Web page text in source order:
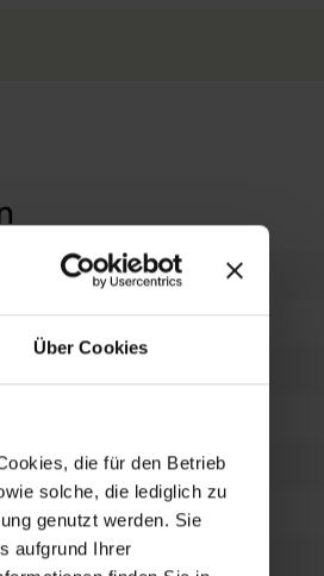
Über Cookies
die für den Betrieb
solche, die lediglich zu
genutzt werden. Sie
aufgrund Ihrer
i7 1165G7 @ 2,8 GHz